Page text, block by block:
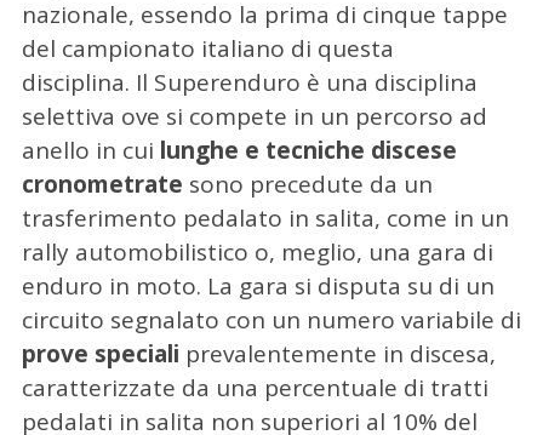
nazionale, essendo la prima di cinque tappe
del campionato italiano di questa
disciplina. Il Superenduro è una disciplina
selettiva ove si compete in un percorso ad
anello in cui lunghe e tecniche discese
cronometrate sono precedute da un
trasferimento pedalato in salita, come in un
rally automobilistico o, meglio, una gara di
enduro in moto. La gara si disputa su di un
circuito segnalato con un numero variabile di
prove speciali prevalentemente in discesa,
caratterizzate da una percentuale di tratti
pedalati in salita non superiori al 10% del